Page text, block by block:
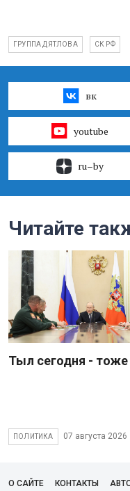
ГРУППА ДЯТЛОВА СК РФ
вк
youtube
ru–by
Читайте
Тыл сегодня -
ПОЛИТИКА 07 августа 2026
О САЙТЕ КОНТАКТЫ